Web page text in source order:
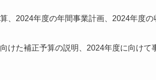
、2024年度の年間事業計画、2024年度の
けた補正予算の説明、2024年度に向け